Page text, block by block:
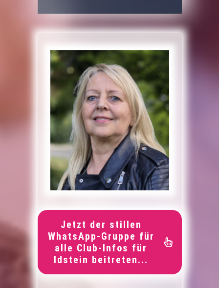
Jetzt der stillen
WhatsApp-Gruppe für
alle Club-Infos für
Idstein beitreten...